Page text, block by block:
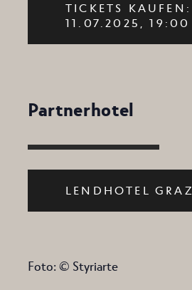
TICKETS KAUFEN:
11.07.2025, 19:00
Partnerhotel
LENDHOTEL GRAZ
Foto: © Styriarte